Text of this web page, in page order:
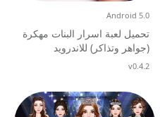
تحميل لعبة اسرار البنات مهكرة
(جواهر وتذاكر) للاندرويد
Android 5.0
v0.4.2